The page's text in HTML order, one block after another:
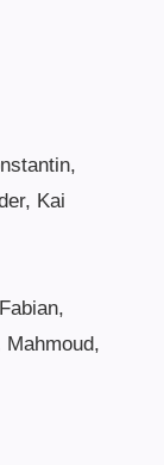
Kai
Mahmoud,